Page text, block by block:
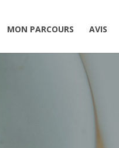
MON PARCOURS AVIS